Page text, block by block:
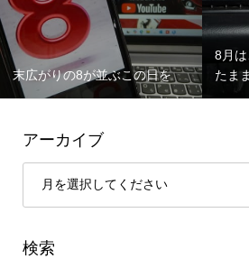
末広がりの8が並ぶこの日を
8月
たま
アーカイブ
検索